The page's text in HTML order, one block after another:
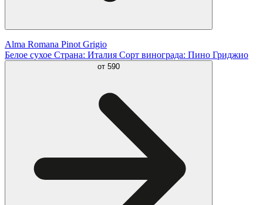
Alma Romana Pinot Grigio
Белое сухое Страна: Италия Сорт винограда: Пино Гриджио
от 590